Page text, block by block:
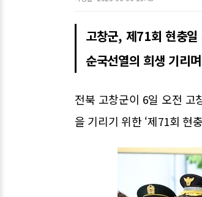
고창군, 제71회 현충
순국선열의 희생 기리
전북 고창군이 6일 오전 고
을 기리기 위한 ‘제71회 현